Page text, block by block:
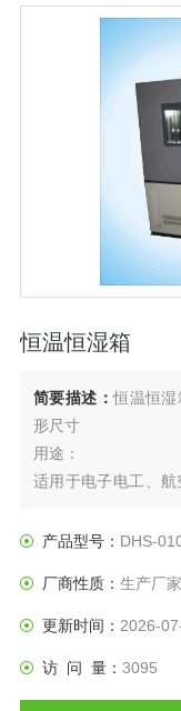
恒温恒湿箱
简要描述：恒温恒
形尺寸
用途：
适用于电子电工、
温、恒温及湿热环境
产品型号： DHS-
厂商性质： 生产厂家
更新时间： 2026-
访 问 量： 3095